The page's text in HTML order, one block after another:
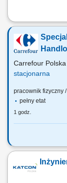
Opis stanowiska
obsługa kasy
oraz obsługa
Carrefour Polska
stacjonarna
pracownik fizyczny
pełny etat
1 godz.
Twoje zadania:
dbanie o
do sprzedaży.
Sprzedaż